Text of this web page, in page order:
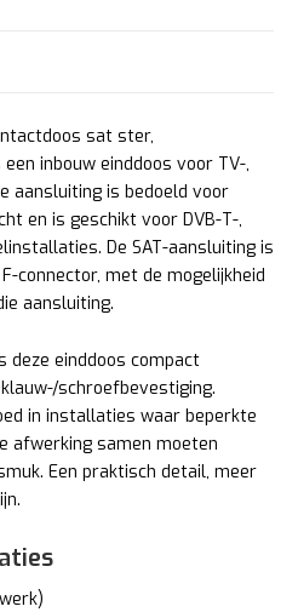
sat ster,
inbouw einddoos voor TV-,
aansluiting is bedoeld voor
en is geschikt voor DVB-T-,
De SAT-aansluiting is
connector, met de mogelijkheid
aansluiting.
deze einddoos compact
schroefbevestiging.
in installaties waar beperkte
afwerking samen moeten
Een praktisch detail, meer